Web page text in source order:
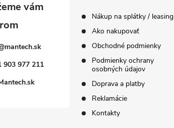
mantech.sk
903 977 211
Nákup na splátky / leasing
Ako nakupovať
Obchodné podmienky
Podmienky ochrany
osobných údajov
Doprava a platby
Reklamácie
Kontakty